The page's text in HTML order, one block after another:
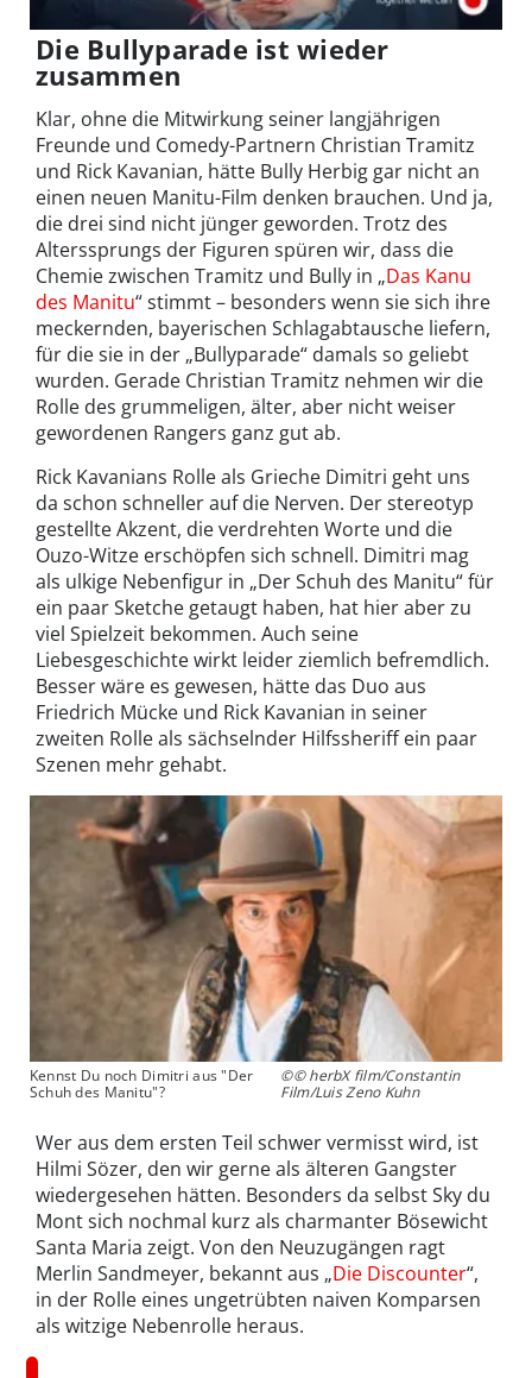
Die Bullyparade ist wieder
zusammen
Klar, ohne die Mitwirkung seiner langjährigen
Freunde und Comedy-Partnern Christian Tramitz
und Rick Kavanian, hätte Bully Herbig gar nicht an
einen neuen Manitu-Film denken brauchen. Und ja,
die drei sind nicht jünger geworden. Trotz des
Alterssprungs der Figuren spüren wir, dass die
Chemie zwischen Tramitz und Bully in „Das Kanu
des Manitu“ stimmt – besonders wenn sie sich ihre
meckernden, bayerischen Schlagabtausche liefern,
für die sie in der „Bullyparade“ damals so geliebt
wurden. Gerade Christian Tramitz nehmen wir die
Rolle des grummeligen, älter, aber nicht weiser
gewordenen Rangers ganz gut ab.
Rick Kavanians Rolle als Grieche Dimitri geht uns
da schon schneller auf die Nerven. Der stereotyp
gestellte Akzent, die verdrehten Worte und die
Ouzo-Witze erschöpfen sich schnell. Dimitri mag
als ulkige Nebenfigur in „Der Schuh des Manitu“ für
ein paar Sketche getaugt haben, hat hier aber zu
viel Spielzeit bekommen. Auch seine
Liebesgeschichte wirkt leider ziemlich befremdlich.
Besser wäre es gewesen, hätte das Duo aus
Friedrich Mücke und Rick Kavanian in seiner
zweiten Rolle als sächselnder Hilfssheriff ein paar
Szenen mehr gehabt.
Kennst Du noch Dimitri aus "Der
Schuh des Manitu"?
©© herbX film/Constantin
Film/Luis Zeno Kuhn
Wer aus dem ersten Teil schwer vermisst wird, ist
Hilmi Sözer, den wir gerne als älteren Gangster
wiedergesehen hätten. Besonders da selbst Sky du
Mont sich nochmal kurz als charmanter Bösewicht
Santa Maria zeigt. Von den Neuzugängen ragt
Merlin Sandmeyer, bekannt aus „Die Discounter“,
in der Rolle eines ungetrübten naiven Komparsen
als witzige Nebenrolle heraus.